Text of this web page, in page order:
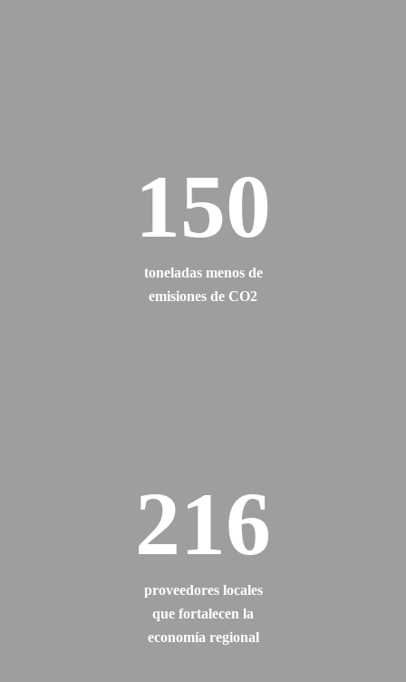
150
toneladas menos de
emisiones de CO2
216
proveedores locales
que fortalecen la
economía regional